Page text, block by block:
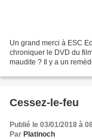
Un grand merci à ESC
chroniquer le DVD du
maudite ? Il y a un
Cessez-le-feu
Publié le 03/01/2018 à
Par Platinoch